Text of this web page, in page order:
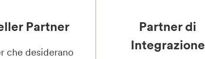
Partner
che desiderano
Partner di
Integrazione